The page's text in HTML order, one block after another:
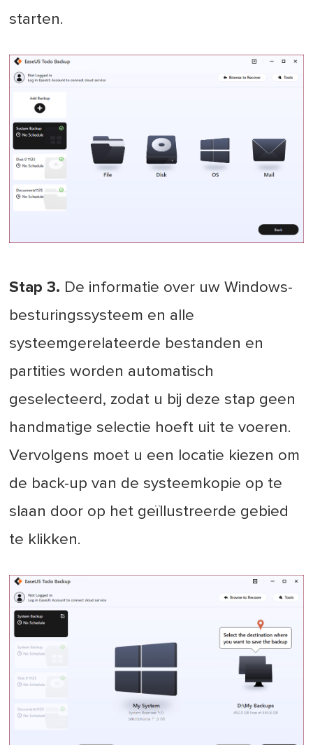
starten.
Stap 3. De informatie over uw Windows-
besturingssysteem en alle
systeemgerelateerde bestanden en
partities worden automatisch
geselecteerd, zodat u bij deze stap geen
handmatige selectie hoeft uit te voeren.
Vervolgens moet u een locatie kiezen om
de back-up van de systeemkopie op te
slaan door op het geïllustreerde gebied
te klikken.